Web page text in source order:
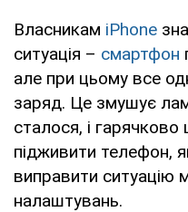
Власникам iPhone
ситуація – смартфон
але при цьому все
заряд. Це змушує
сталося, і
підживити телефон,
виправити ситуацію
налаштувань.